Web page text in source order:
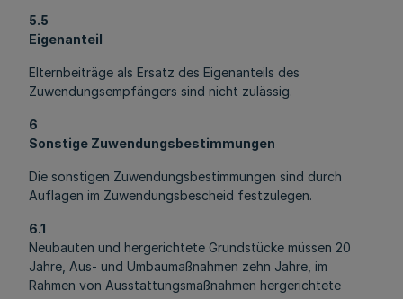
5.5
Eigenanteil
Elternbeiträge als Ersatz des Eigenanteils des
Zuwendungsempfängers sind nicht zulässig.
6
Sonstige Zuwendungsbestimmungen
Die sonstigen Zuwendungsbestimmungen sind durch
Auflagen im Zuwendungsbescheid festzulegen.
6.1
Neubauten und hergerichtete Grundstücke müssen 20
Jahre, Aus- und Umbaumaßnahmen zehn Jahre, im
Rahmen von Ausstattungsmaßnahmen hergerichtete